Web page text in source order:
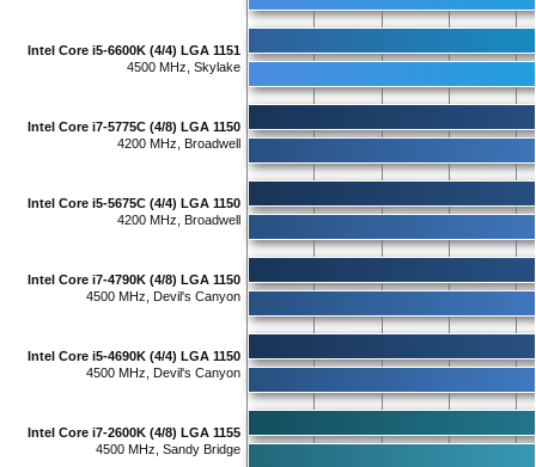
Intel Core i5-6600K (4/4) LGA 1151
4500 MHz, Skylake
Intel Core i7-5775C (4/8) LGA 1150
4200 MHz, Broadwell
Intel Core i5-5675C (4/4) LGA 1150
4200 MHz, Broadwell
Intel Core i7-4790K (4/8) LGA 1150
4500 MHz, Devil's Canyon
Intel Core i5-4690K (4/4) LGA 1150
4500 MHz, Devil's Canyon
Intel Core i7-2600K (4/8) LGA 1155
4500 MHz, Sandy Bridge